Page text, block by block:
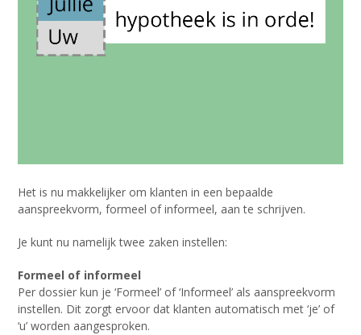
Het is nu makkelijker om klanten in een bepaalde
aanspreekvorm, formeel of informeel, aan te schrijven.
Je kunt nu namelijk twee zaken instellen:
Formeel of informeel
Per dossier kun je ‘Formeel’ of ‘Informeel’ als aanspreekvorm
instellen. Dit zorgt ervoor dat klanten automatisch met ‘je’ of
‘u’ worden aangesproken.